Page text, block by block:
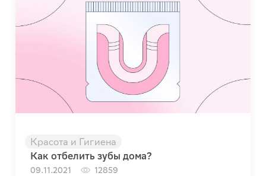
Красота и Гигиена
Как отбелить зубы дома?
09.11.2021 12859